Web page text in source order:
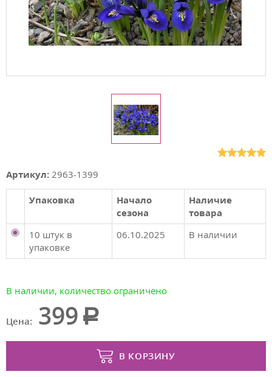
Артикул: 2963-1399
Упаковка
Начало
сезона
Наличие
товара
10 штук в
упаковке
06.10.2025 В наличии
В наличии, количество ограничено
Цена: 399
В КОРЗИНУ